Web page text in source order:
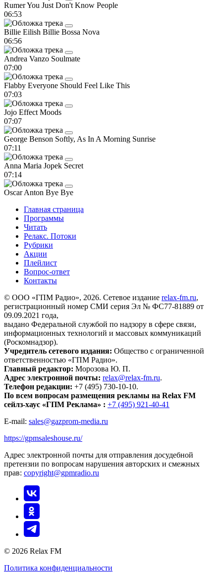
RumerYou Just Don't Know People
06:53
Billie Eilish Billie Bossa Nova
06:56
Andrea Vanzo Soulmate
07:00
Flabby Everyone Should Feel Like This
07:03
Jojo Effect Moods
07:07
George Benson Softly, As In A Morning Sunrise
07:11
Anna Maria Jopek Secret
07:14
Oscar Anton Bye Bye
Главная страница
Программы
Читать
Релакс. Потоки
Рубрики
Акции
Плейлист
Вопрос-ответ
Контакты
© ООО «ГПМ Радио», 2026. Сетевое издание relax-fm.ru,
регистрационный номер СМИ серия Эл № ФС77-81889 от
09.09.2021 года,
выдано Федеральной службой по надзору в сфере связи,
информационных технологий и массовых коммуникаций
(Роскомнадзор).
Учредитель сетевого издания: Общество с ограниченной
ответственностью «ГПМ Радио».
Главный редактор: Морозова Ю. П.
Адрес электронной почты: relax@relax-fm.ru.
Телефон редакции: +7 (495) 730-10-10.
По всем вопросам размещения рекламы на Relax FM
сейлз-хаус «ГПМ Реклама» : +7 (495) 921-40-41
E-mail: sales@gazprom-media.ru
https://gpmsaleshouse.ru/
Адрес электронной почты для отправления досудебной
претензии по вопросам нарушения авторских и смежных
прав: copyright@gpmradio.ru
© 2026 Relax FM
Политика конфиденциальности